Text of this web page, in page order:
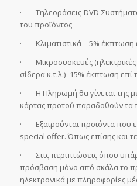
· Τηλεοράσεις-DVD-
του προϊόντος
· Κλιματιστικά – 5% έκπτωση
· Μικροσυσκευές (ηλεκτρικές
σίδερα κ.τ.λ.) -15% έκπτωση επί
· Η Πληρωμή θα γίνεται της
κάρτας προτού παραδοθούν τα
· Εξαιρούνται προϊόντα που
special offer. Όπως επίσης και
· Στις περιπτώσεις όπου
πρόσβαση μόνο από σκάλα το
ηλεκτρονικά με πληροφορίες